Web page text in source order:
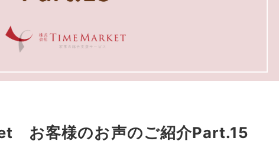
お客様のお声のご紹介Part.15